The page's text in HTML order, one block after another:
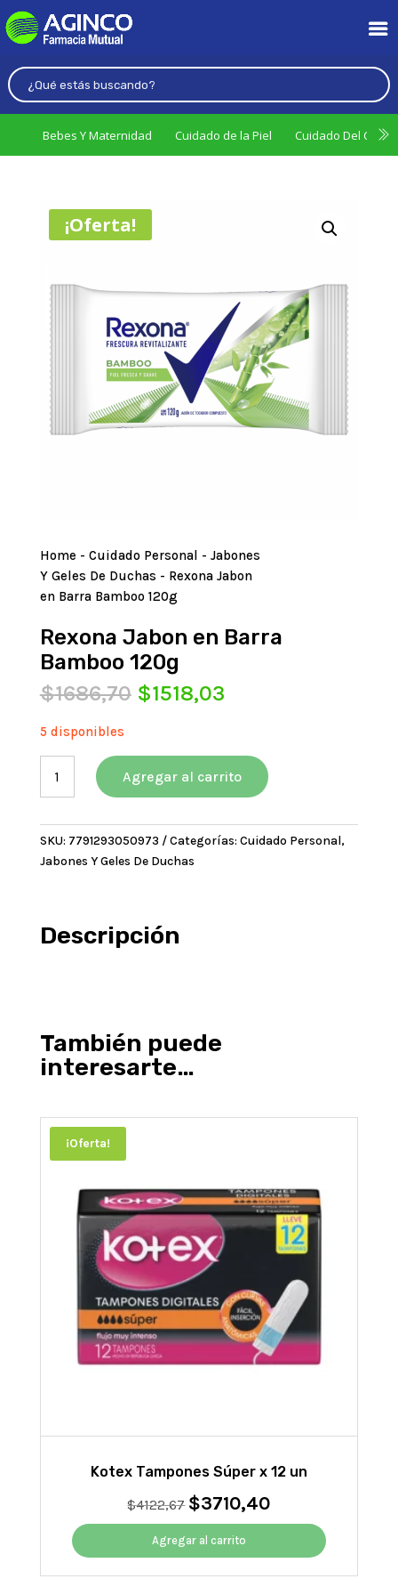
Bebes Y Maternidad Cuidado de la Piel Cuidado Del
¡Oferta!
Home - Cuidado Personal - Jabones
Y Geles De Duchas - Rexona Jabon
en Barra Bamboo 120g
Rexona Jabon en Barra
Bamboo 120g
$1686,70 El
era:
$1686,70.
$1518,03El
es:
$1518,03.
5 disponibles
Jabon
Barra
Bamboo
120g
Agregar al carrito
SKU: 7791293050973 Categorías: Cuidado Personal,
Jabones Y Geles De Duchas
Descripción
También puede
interesarte…
¡Oferta!
Kotex Tampones Súper x 12 un
$4122,67 El
precio
original
era:
$4122,67.
$3710,40El
precio
es:
$3710,40.
Agregar al carrito